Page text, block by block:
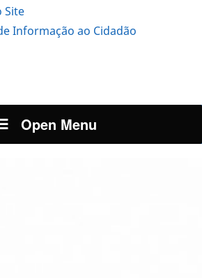
Site
Informação ao Cidadão
Open Menu